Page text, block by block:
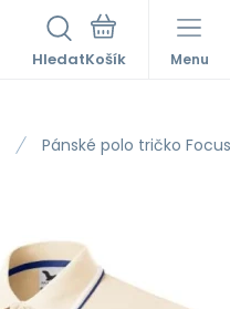
Hledat Menu
Pánské polo tričko